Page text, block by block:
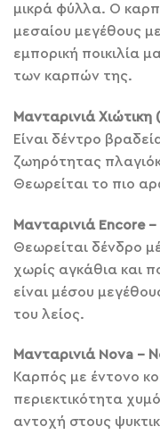
μικρά φύλλα. Ο
μεσαίου μεγέθους
εμπορική ποικιλία
των καρπών της.
Μανταρινιά
Είναι δέντρο
ζωηρότητας
Θεωρείται το πιο
Μανταρινιά Encore –
Θεωρείται δένδρο
χωρίς αγκάθια και
είναι μέσου
του λείος.
Μανταρινιά Nova –
Καρπός με έντονο
περιεκτικότητα
αντοχή στους